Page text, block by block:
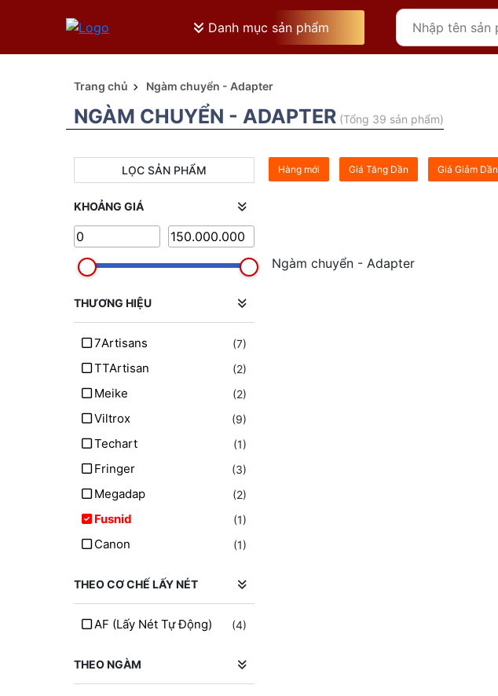
Danh mục sản phẩm
Trang chủ Ngàm chuyển - Adapter
NGÀM CHUYỂN - ADAPTER (Tổng 39 sản phẩm)
LỌC SẢN PHẨM
KHOẢNG GIÁ
THƯƠNG HIỆU
7Artisans (7)
TTArtisan (2)
Meike (2)
Viltrox (9)
Techart (1)
Fringer (3)
Megadap (2)
Fusnid (1)
Canon (1)
THEO CƠ CHẾ LẤY NÉT
AF (lấy Nét Tự Động) (4)
THEO NGÀM
Hàng mới Giá Tăng Dần Giá Giảm Dần
Ngàm chuyển - Adapter